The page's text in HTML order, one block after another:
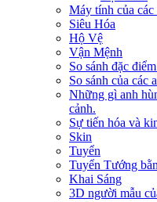
Máy tính của các
Siêu Hóa
Hộ Vệ
Vận Mệnh
So sánh đặc
So sánh của các
Những gì anh
cảnh.
Sự tiến hóa và
Skin
Tuyển
Tuyển Tướng
Khai Sáng
3D người mẫu